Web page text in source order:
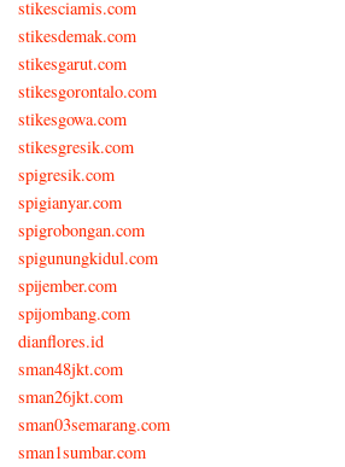
stikesciamis.com
stikesdemak.com
stikesgarut.com
stikesgorontalo.com
stikesgowa.com
stikesgresik.com
spigresik.com
spigianyar.com
spigrobongan.com
spigunungkidul.com
spijember.com
spijombang.com
dianflores.id
sman48jkt.com
sman26jkt.com
sman03semarang.com
sman1sumbar.com